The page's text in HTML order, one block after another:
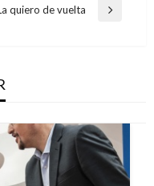
quiero de vuelta